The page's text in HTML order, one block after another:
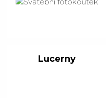
Lucerny